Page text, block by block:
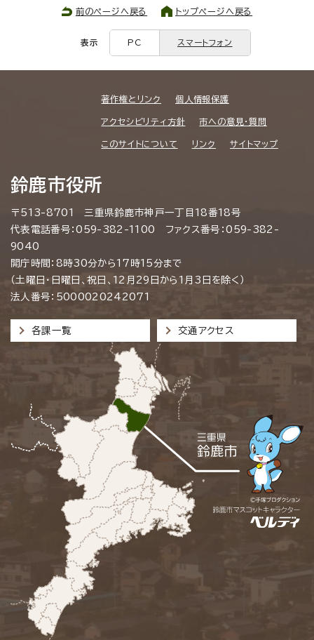
前のページへ戻る トップページへ戻る
表示 PC スマートフォン
著作権とリンク 個人情報保護
アクセシビリティ方針 市への意見・質問
このサイトについて リンク サイトマップ
鈴鹿市役所
〒513-8701 三重県鈴鹿市神戸一丁目18番18号
代表電話番号：059-382-1100 ファクス番号：059-382-
9040
開庁時間：8時30分から17時15分まで
（土曜日・日曜日、祝日、12月29日から1月3日を除く）
法人番号：5000020242071
各課一覧 交通アクセス